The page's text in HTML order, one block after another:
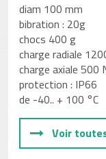
diam 100 mm
bibration : 20g
chocs 400 g
charge radiale
charge axiale 500
protection : IP66
de -40.. + 100 °C
Voir